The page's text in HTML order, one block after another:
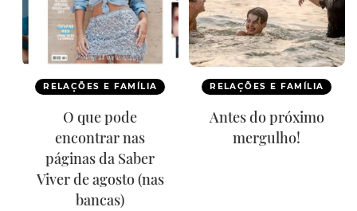
RELAÇÕES E FAMÍLIA
O que pode
encontrar nas
páginas da Saber
Viver de agosto (nas
bancas)
RELAÇÕES E FAMÍLIA
Antes do próximo
mergulho!